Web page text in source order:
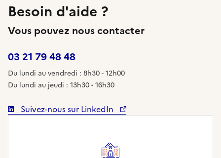
Besoin d'aide ?
Vous pouvez nous contacter
03 21 79 48 48
Du lundi au vendredi : 8h30 - 12h00
Du lundi au jeudi : 13h30 - 16h30
Suivez-nous sur LinkedIn